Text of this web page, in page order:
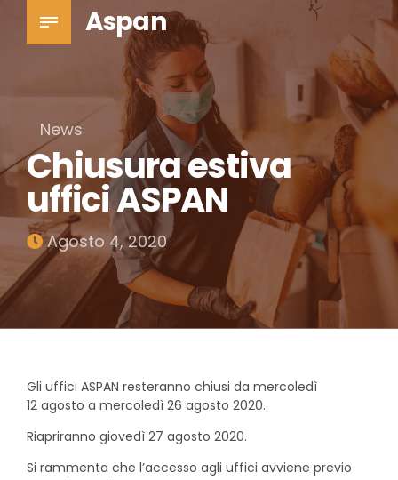
Aspan
News
Chiusura estiva
uffici ASPAN
Agosto 4, 2020
Gli uffici ASPAN resteranno chiusi da mercoledì
12 agosto a mercoledì 26 agosto 2020.
Riapriranno giovedì 27 agosto 2020.
Si rammenta che l’accesso agli uffici avviene previo